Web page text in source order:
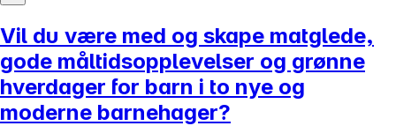
Vil du være med og skape matglede,
gode måltidsopplevelser og grønne
hverdager for barn i to nye og
moderne barnehager?